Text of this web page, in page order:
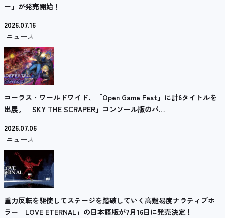
ー」が発売開始！
2026.07.16
ニュース
コーラス・ワールドワイド、「Open Game Fest」に計6タイトルを
出展。「SKY THE SCRAPER」コンソール版のパ…
2026.07.06
ニュース
重力反転を駆使してステージを踏破していく高難易度ナラティブホ
ラー「LOVE ETERNAL」の日本語版が7月16日に発売決定！